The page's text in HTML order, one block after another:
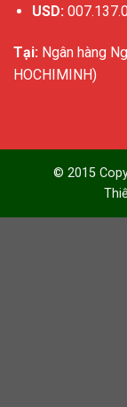
USD:
Tại: Ngân hàng
HOCHIMINH)
© 2015